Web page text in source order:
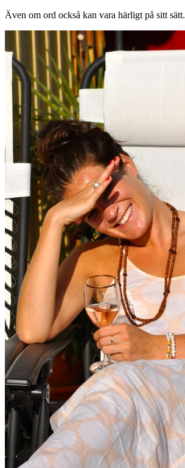
Även om ord också kan vara härligt på sitt sätt.